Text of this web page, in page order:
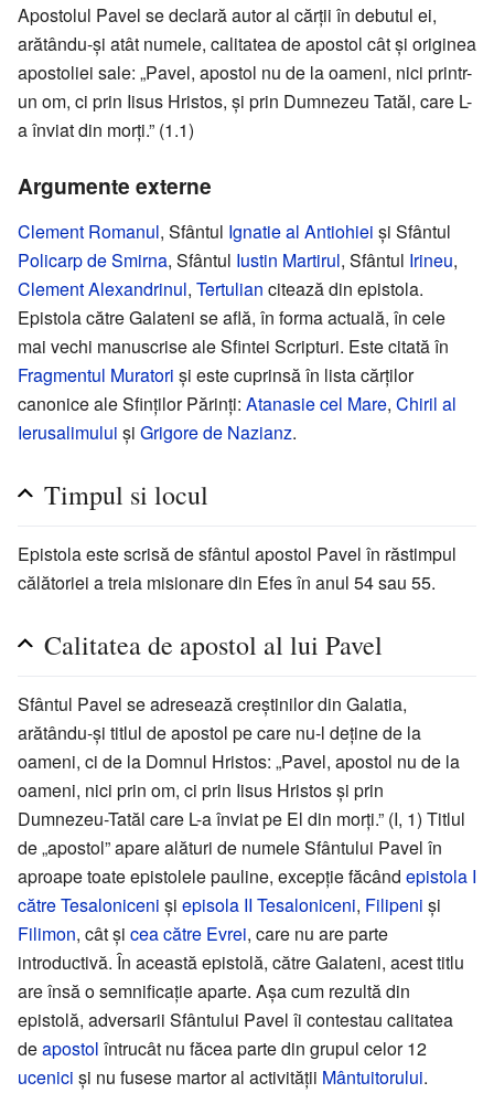
Apostolul Pavel se declară autor al cărții în debutul ei,
arătându-și atât numele, calitatea de apostol cât și originea
apostoliei sale: „Pavel, apostol nu de la oameni, nici printr-
un om, ci prin Iisus Hristos, și prin Dumnezeu Tatăl, care L-
a înviat din morți.” (1.1)
Argumente externe
Clement Romanul, Sfântul Ignatie al Antiohiei și Sfântul
Policarp de Smirna, Sfântul Iustin Martirul, Sfântul Irineu,
Clement Alexandrinul, Tertulian citează din epistola.
Epistola către Galateni se află, în forma actuală, în cele
mai vechi manuscrise ale Sfintei Scripturi. Este citată în
Fragmentul Muratori și este cuprinsă în lista cărților
canonice ale Sfinților Părinți: Atanasie cel Mare, Chiril al
Ierusalimului și Grigore de Nazianz.
Timpul si locul
Epistola este scrisă de sfântul apostol Pavel în răstimpul
călătoriei a treia misionare din Efes în anul 54 sau 55.
Calitatea de apostol al lui Pavel
Sfântul Pavel se adresează creștinilor din Galatia,
arătându-și titlul de apostol pe care nu-l deține de la
oameni, ci de la Domnul Hristos: „Pavel, apostol nu de la
oameni, nici prin om, ci prin Iisus Hristos și prin
Dumnezeu-Tatăl care L-a înviat pe El din morți.” (I, 1) Titlul
de „apostol” apare alături de numele Sfântului Pavel în
aproape toate epistolele pauline, excepție făcând epistola I
către Tesaloniceni și episola II Tesaloniceni, Filipeni și
Filimon, cât și cea către Evrei, care nu are parte
introductivă. În această epistolă, către Galateni, acest titlu
are însă o semnificație aparte. Așa cum rezultă din
epistolă, adversarii Sfântului Pavel îi contestau calitatea
deapostol întrucât nu făcea parte din grupul celor 12
ucenici și nu fusese martor al activității Mântuitorului.